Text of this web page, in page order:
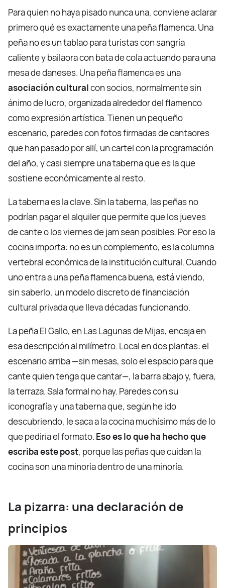
Para quien no haya pisado nunca una, conviene aclarar
primero qué es exactamente una peña flamenca. Una
peña no es un tablao para turistas con sangría
caliente y bailaora con bata de cola actuando para una
mesa de daneses. Una peña flamenca es una
asociación culturalcon socios, normalmente sin
ánimo de lucro, organizada alrededor del flamenco
como expresión artística. Tienen un pequeño
escenario, paredes con fotos firmadas de cantaores
que han pasado por allí, un cartel con la programación
del año, y casi siempre una taberna que es la que
sostiene económicamente al resto.
La taberna es la clave. Sin la taberna, las peñas no
podrían pagar el alquiler que permite que los jueves
de cante o los viernes de jam sean posibles. Por eso la
cocina importa: no es un complemento, es la columna
vertebral económica de la institución cultural. Cuando
uno entra a una peña flamenca buena, está viendo,
sin saberlo, un modelo discreto de financiación
cultural privada que lleva décadas funcionando.
La peña El Gallo, en Las Lagunas de Mijas, encaja en
esa descripción al milímetro. Local en dos plantas: el
escenario arriba —sin mesas, solo el espacio para que
cante quien tenga que cantar—, la barra abajo y, fuera,
la terraza. Sala formal no hay. Paredes con su
iconografía y una taberna que, según he ido
descubriendo, le saca a la cocina muchísimo más de lo
que pediría el formato. Eso es lo que ha hecho que
escriba este post, porque las peñas que cuidan la
cocina son una minoría dentro de una minoría.
La pizarra: una declaración de
principios